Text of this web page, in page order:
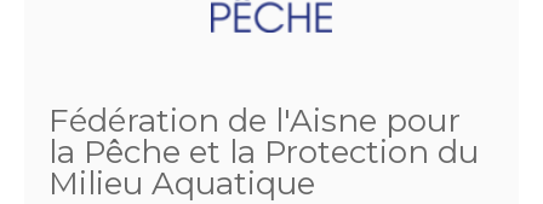
Fédération de l'Aisne pour
la Pêche et la Protection du
Milieu Aquatique